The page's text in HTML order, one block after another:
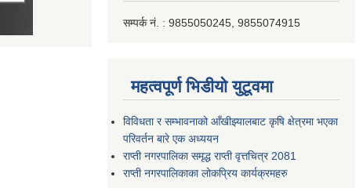
सम्पर्क नं. : 9855050245, 9855074915
महत्वपूर्ण भिडीयो युटूवमा
विविधता र सम्भावनाको आँखीझ्यालबाट कृषि क्षेत्रमा भएका
परिवर्तन बारे एक अध्ययन
राप्ती नगरपालिका समृद्ध राप्ती वृत्तचित्र 2081
राप्ती नगरपालिकाका लोकप्रिय कार्यक्रमहरु